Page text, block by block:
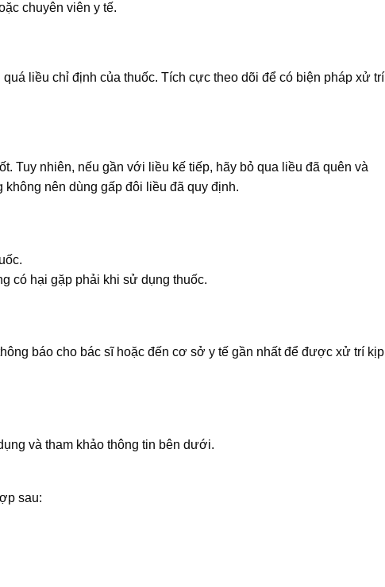
chuyên viên y tế.
liều chỉ định của thuốc. Tích cực theo dõi để có biện pháp xử trí
Tuy nhiên, nếu gần với liều kế tiếp, hãy bỏ qua liều đã quên và
nên dùng gấp đôi liều đã quy định.
có hại gặp phải khi sử dụng thuốc.
báo cho bác sĩ hoặc đến cơ sở y tế gần nhất để được xử trí kịp
và tham khảo thông tin bên dưới.
sau: